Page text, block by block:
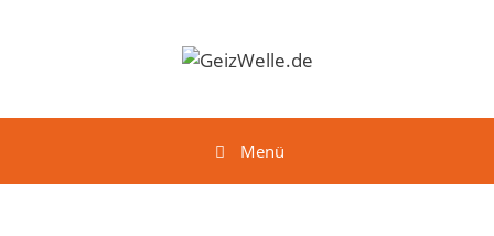
Menü